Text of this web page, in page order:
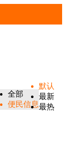
全部
便民信息
默认
最新
最热